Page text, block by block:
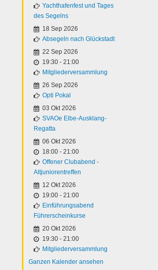
Yachthafenfest und Tages
des Segelns
18 Sep 2026
Absegeln nach Glückstadt
22 Sep 2026
19:30 - 21:00
Mitgliederversammlung
26 Sep 2026
Opti Pokal
03 Okt 2026
SVAOe Elbe-Ausklang-
Regatta
06 Okt 2026
18:00 - 21:00
Offener Clubabend -
Altjuniorentreffen
12 Okt 2026
19:00 - 21:00
Einführungsabend
Führerscheinkurse
20 Okt 2026
19:30 - 21:00
Mitgliederversammlung
Ganzen Kalender ansehen